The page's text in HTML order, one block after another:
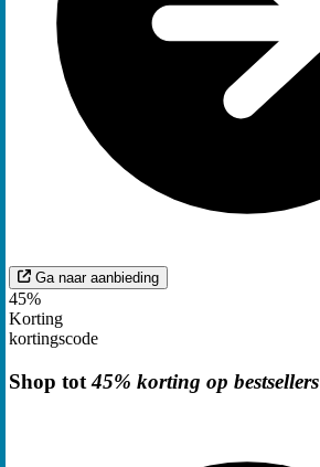
Ga naar aanbieding
45%
Korting
kortingscode
Shop tot45% korting op bestsellers